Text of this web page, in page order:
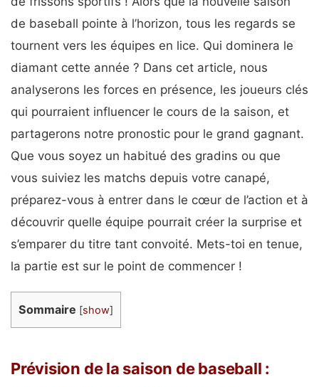
de baseball pointe à l’horizon, tous les regards se
tournent vers les équipes en lice. Qui dominera le
diamant cette année ? Dans cet article, nous
analyserons les forces en présence, les joueurs clés
qui pourraient influencer le cours de la saison, et
partagerons notre pronostic pour le grand gagnant.
Que vous soyez un habitué des gradins ou que
vous suiviez les matchs depuis votre canapé,
préparez-vous à entrer dans le cœur de l’action et à
découvrir quelle équipe pourrait créer la surprise et
s’emparer du titre tant convoité. Mets-toi en tenue,
la partie est sur le point de commencer !
Sommaire [show]
Prévision de la saison de baseball :